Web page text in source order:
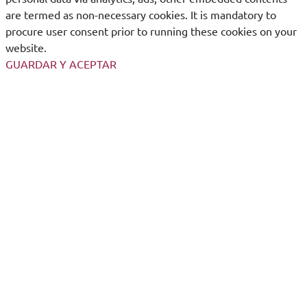
are termed as non-necessary cookies. It is mandatory to
procure user consent prior to running these cookies on your
website.
GUARDAR Y ACEPTAR